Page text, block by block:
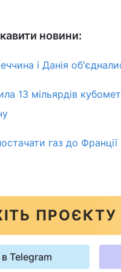
новини:
і Данія
13 мільярдів
газ до Франції
ПРОЄКТУ
Telegram